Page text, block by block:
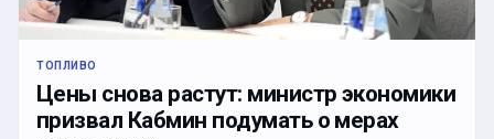
ТОПЛИВО
Цены снова растут: министр экономики
призвал Кабмин подумать о мерах